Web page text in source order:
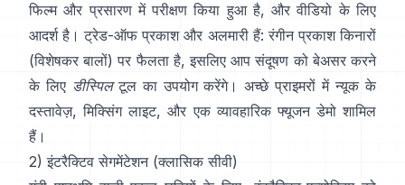
फिल्म और प्रसारण में परीक्षण किया हुआ है, और वीडियो के लिए
आदर्श है। ट्रेड-ऑफ प्रकाश और अलमारी हैं: रंगीन प्रकाश किनारों
(विशेषकर बालों) पर फैलता है, इसलिए आप संदूषण को बेअसर करने
के लिए डीस्पिलटूल का उपयोग करेंगे। अच्छे प्राइमरों मेंन्यूक के
दस्तावेज़, मिक्सिंग लाइट, और एक व्यावहारिक फ्यूजन डेमोशामिल
हैं।
2) इंटरैक्टिव सेगमेंटेशन (क्लासिक सीवी)